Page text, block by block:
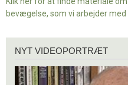
bevægelse, som vi arbejder med
videoportræt
NYT VIDEOPORTRÆT